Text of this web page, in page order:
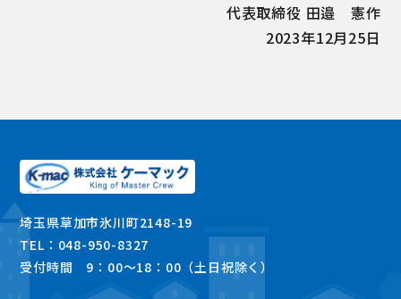
代表取締役 田邉 憲作
2023年12月25日
埼玉県草加市氷川町2148-19
TEL：048-950-8327
受付時間 9：00～18：00（土日祝除く）